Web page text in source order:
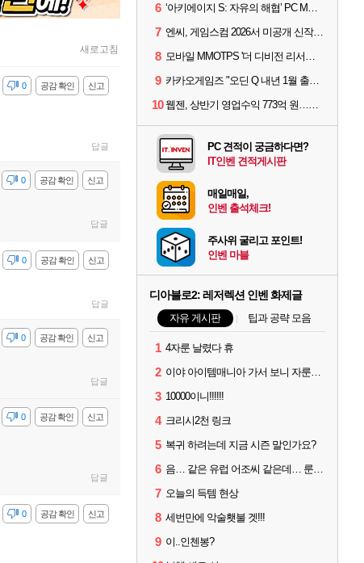
새로고침
신고
공감 확인
0
답글
신고
공감 확인
0
답글
신고
공감 확인
0
답글
신고
공감 확인
0
답글
신고
공감 확인
0
답글
신고
공감 확인
0
6 ‘아키에이지 S: 자유의 해협’ PC MMORPG로 개발한다
7 엔씨, 게임스컴 2026서 미공개 신작 최초 공개
8 모바일 MMOTPS '더 디비전 리서전스', 6일 스팀에도 출시
9 카카오게임즈 "오딘 Q 내년 1월 출시, 연기는 없다"
10 웹젠, 상반기 영업수익 773억 원…순이익 89% 증가
PC 견적이 궁금하다면?
IT인벤 견적게시판
매일매일,
인벤 출석체크!
주사위 굴리고 포인트!
인벤 마블
디아블로2: 레저렉션 인벤 화제글
자유 게시판 팁과 공략 모음
1 4자룬 날렸다 휴
2 이야 아이템매니아 가서 보니 자룬이 뭐 3~4000원 하네요?
3 10000이니!!!!!!
4 크리시2천 링크
5 복귀 하려는데 지금 시즌 말인가요?
6 음… 같은 유럽 어조씨 같은데… 룬을 이상하게 파는데 리뷰가 다 5별이네요?
7 오늘의 득템 현상
8 세번만에 악술횃불 겟!!!
9 이..인첸봉?